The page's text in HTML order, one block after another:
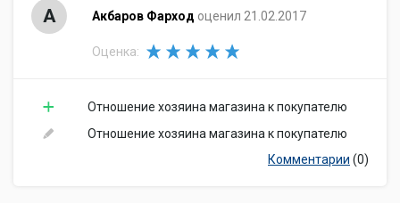
А Акбаров Фарход оценил 21.02.2017
Оценка:
Отношение хозяина магазина к покупателю
Отношение хозяина магазина к покупателю
Комментарии (0)